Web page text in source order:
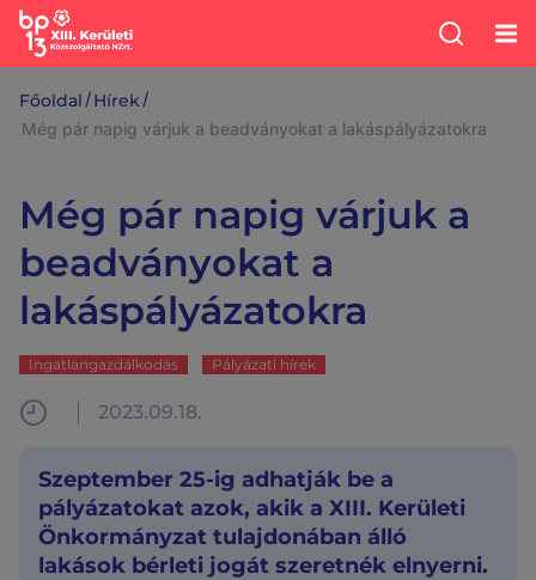
Főoldal /Hírek /
Még pár napig várjuk a beadványokat a lakáspályázatokra
Még pár napig várjuk a
beadványokat a
lakáspályázatokra
Ingatlangazdálkodás Pályázati hírek
2023.09.18.
Szeptember 25-ig adhatják be a
pályázatokat azok, akik a XIII. Kerületi
Önkormányzat tulajdonában álló
lakások bérleti jogát szeretnék elnyerni.